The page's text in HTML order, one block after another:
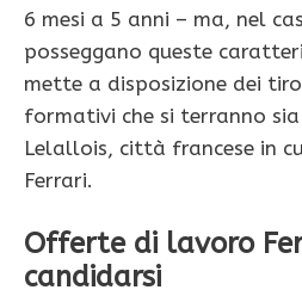
6 mesi a 5 anni – ma, nel
posseggano queste
mette a disposizione dei
formativi che si terranno
Lelallois, città francese in
Ferrari.
Offerte di lavoro
candidarsi